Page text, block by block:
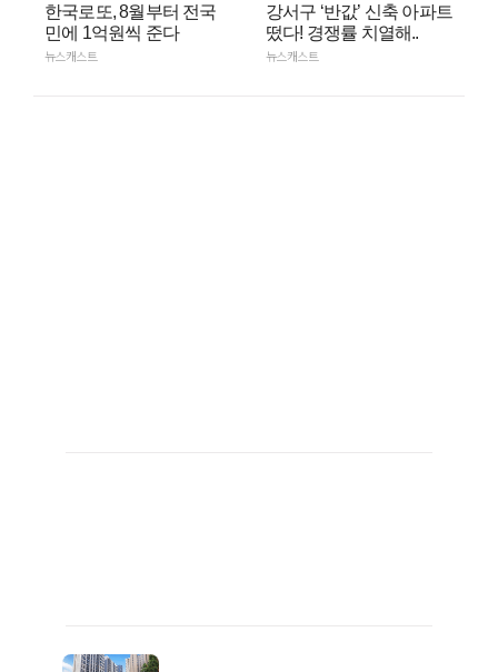
한국로또, 8월부터 전국
민에 1억원씩 준다
뉴스캐스트
강서구 ‘반값’ 신축 아파트
떴다! 경쟁률 치열해..
뉴스캐스트